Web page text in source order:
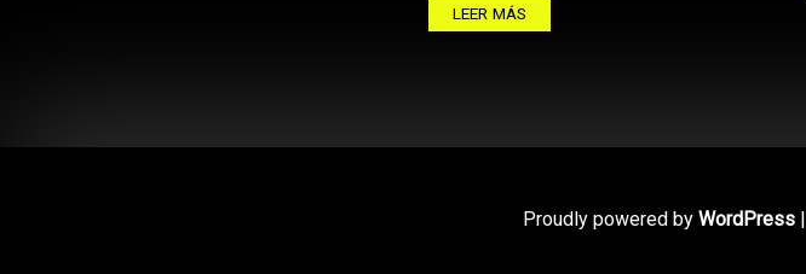
LEER MÁS
Proudly powered byWordPress |